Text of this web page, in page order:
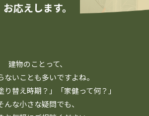
お応えします。
建物のことって、
ないことも多いですよね。
り替え時期？」「家健って何？」
んな小さな疑問でも、